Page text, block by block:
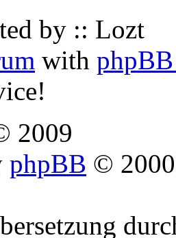
by :: Lozt
with
2009
phpBB ©